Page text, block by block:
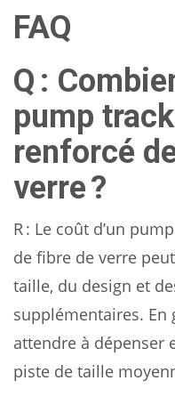
FAQ
Q :
pump
renforcé
verre ?
R : Le coût d’un
de fibre de verre
taille, du design et
supplémentaires. En
attendre à dépenser
piste de taille